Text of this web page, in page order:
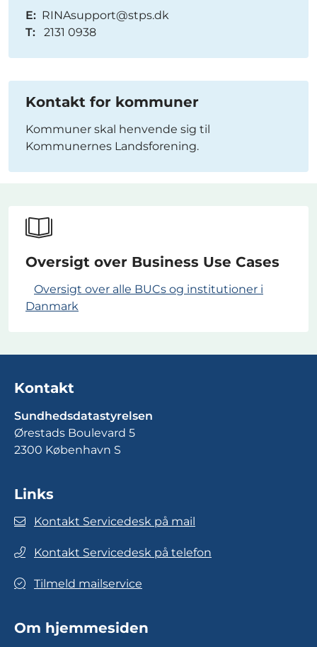
E: RINAsupport@stps.dk
T:
2131 0938
Kontakt for kommuner
Kommuner skal henvende sig til
Kommunernes Landsforening.
Oversigt over Business Use Cases
Oversigt over alle BUCs og institutioner i
Danmark
Kontakt
Sundhedsdatastyrelsen
Ørestads Boulevard 5
2300 København S
Links
Kontakt Servicedesk på mail
Kontakt Servicedesk på telefon
Tilmeld mailservice
Om hjemmesiden